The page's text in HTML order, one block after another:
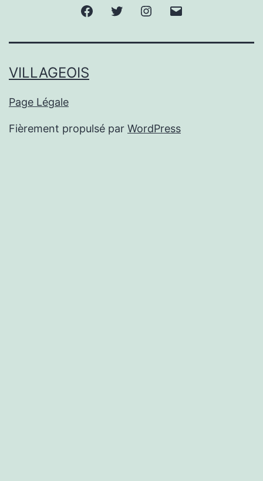
FacebookTwitter Instagram
VILLAGEOIS
Page Légale
Fièrement propulsé par WordPress